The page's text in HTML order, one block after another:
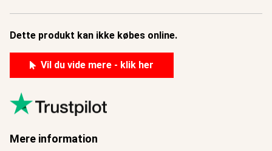
Dette produkt kan ikke købes online.
Vil du vide mere - klik her
Mere information